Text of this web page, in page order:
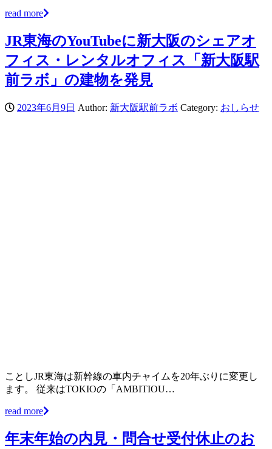
read more
JR東海のYouTubeに新大阪のシェアオ
フィス・レンタルオフィス「新大阪駅
前ラボ」の建物を発見
2023年6月9日 Author: 新大阪駅前ラボ Category: おしらせ
ことしJR東海は新幹線の車内チャイムを20年ぶりに変更し
ます。 従来はTOKIOの「AMBITIOU…
read more
年末年始の内見・問合せ受付休止のお